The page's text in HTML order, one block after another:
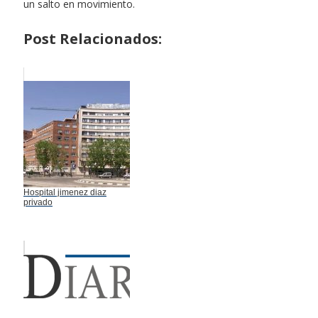
un salto en movimiento.
Post Relacionados:
Hospital jimenez diaz
privado